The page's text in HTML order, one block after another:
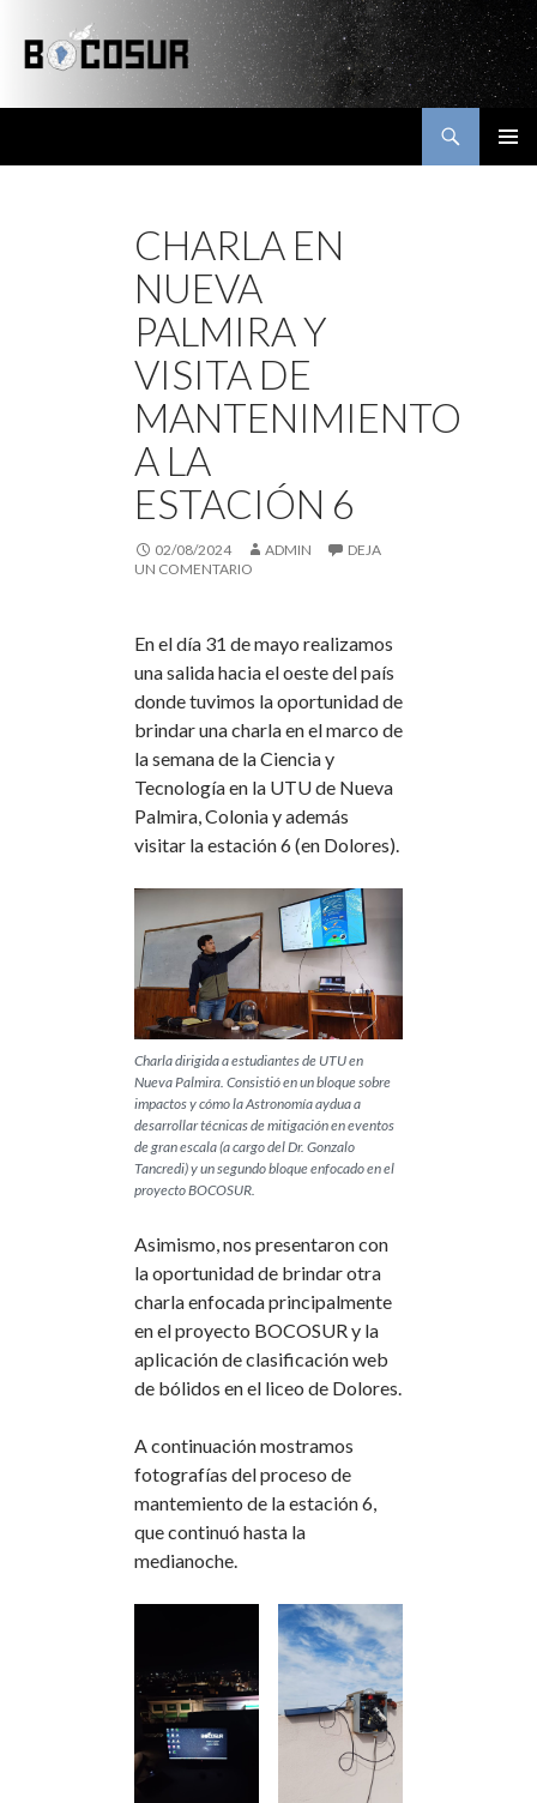
CHARLA EN
NUEVA
PALMIRA Y
VISITA DE
MANTENIMIENTO
A LA
ESTACIÓN 6
02/08/2024 ADMIN
DEJA
UN COMENTARIO
En el día 31 de mayo realizamos
una salida hacia el oeste del país
donde tuvimos la oportunidad de
brindar una charla en el marco de
la semana de la Ciencia y
Tecnología en la UTU de Nueva
Palmira, Colonia y además
visitar la estación 6 (en Dolores).
Charla dirigida a estudiantes de UTU en
Nueva Palmira. Consistió en un bloque sobre
impactos y cómo la Astronomía aydua a
desarrollar técnicas de mitigación en eventos
de gran escala (a cargo del Dr. Gonzalo
Tancredi) y un segundo bloque enfocado en el
proyecto BOCOSUR.
Asimismo, nos presentaron con
la oportunidad de brindar otra
charla enfocada principalmente
en el proyecto BOCOSUR y la
aplicación de clasificación web
de bólidos en el liceo de Dolores.
A continuación mostramos
fotografías del proceso de
mantemiento de la estación 6,
que continuó hasta la
medianoche.